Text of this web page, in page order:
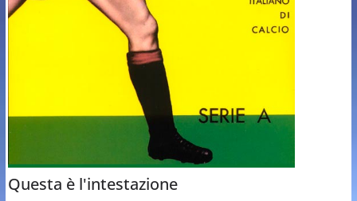
Questa è l'intestazione